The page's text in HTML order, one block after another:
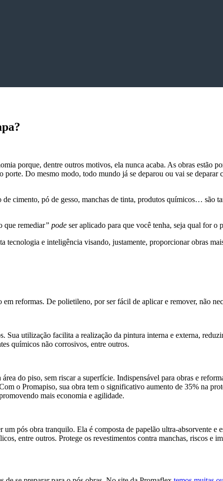
porque, dentre outros motivos, ela nunca acaba. As obras estão
Do mesmo modo, todo mundo já se deparou ou vai se
cimento, pó de gesso, manchas de tinta, produtos químicos… são
que remediar” pode ser aplicado para que você tenha, seja qual for
tecnologia e inteligência visando, justamente, proporcionar obras
reformas. De polietileno, por ser fácil de aplicar e remover, não
Sua utilização facilita a realização da pintura interna e externa,
químicos não corrosivos, entre outros.
do piso, sem riscar a superfície. Indispensável para obras e
o Promapiso, sua obra tem o significativo aumento de 35% na
mais economia e agilidade.
pós obra tranquilo. Ela é composta de papelão ultra-absorvente e
entre outros. Protege os revestimentos contra manchas, riscos e